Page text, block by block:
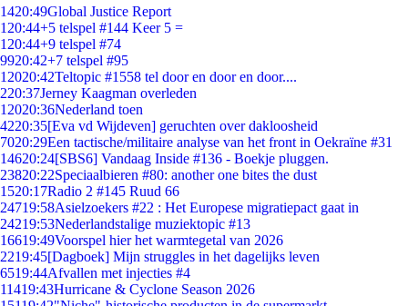
1420:49Global Justice Report
1 20:44+5 telspel #144 Keer 5 =
1 20:44+9 telspel #74
9920:42+7 telspel #95
12020:42Teltopic #1558 tel door en door en door....
220:37Jerney Kaagman overleden
12020:36Nederland toen
4220:35[Eva vd Wijdeven] geruchten over dakloosheid
7020:29Een tactische/militaire analyse van het front in Oekraïne #31
14620:24[SBS6] Vandaag Inside #136 - Boekje pluggen.
23820:22Speciaalbieren #80: another one bites the dust
1520:17Radio 2 #145 Ruud 66
24719:58Asielzoekers #22 : Het Europese migratiepact gaat in
24219:53Nederlandstalige muziektopic #13
16619:49Voorspel hier het warmtegetal van 2026
2219:45[Dagboek] Mijn struggles in het dagelijks leven
6519:44Afvallen met injecties #4
11419:43Hurricane & Cyclone Season 2026